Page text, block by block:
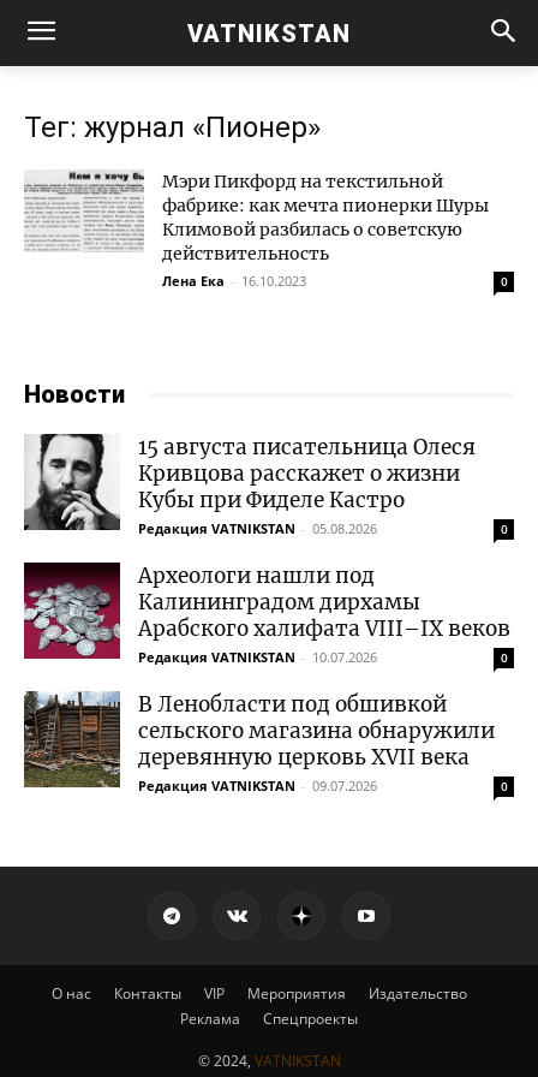
VATNIKSTAN
Тег: журнал «Пионер»
Мэри Пикфорд на текстильной
фабрике: как мечта пионерки Шуры
Климовой разбилась о советскую
действительность
Лена Ека - 16.10.2023 0
Новости
15 августа писательница Олеся
Кривцова расскажет о жизни
Кубы при Фиделе Кастро
Редакция VATNIKSTAN - 05.08.2026 0
Археологи нашли под
Калининградом дирхамы
Арабского халифата VIII–IX веков
Редакция VATNIKSTAN - 10.07.2026 0
В Ленобласти под обшивкой
сельского магазина обнаружили
деревянную церковь XVII века
Редакция VATNIKSTAN - 09.07.2026 0
О нас Контакты VIP Мероприятия
Издательство
Реклама
Спецпроекты
© 2024, VATNIKSTAN